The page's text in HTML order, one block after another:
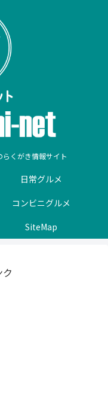
くがき情報サイト
日常グルメ
コンビニグルメ
SiteMap